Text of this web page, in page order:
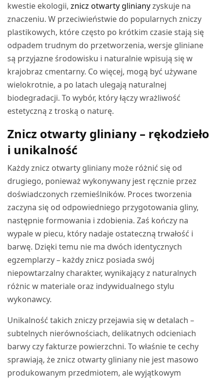
kwestie ekologii,znicz otwarty glinianyzyskuje na
znaczeniu. W przeciwieństwie do popularnych zniczy
plastikowych, które często po krótkim czasie stają się
odpadem trudnym do przetworzenia, wersje gliniane
są przyjazne środowisku i naturalnie wpisują się w
krajobraz cmentarny. Co więcej, mogą być używane
wielokrotnie, a po latach ulegają naturalnej
biodegradacji. To wybór, który łączy wrażliwość
estetyczną z troską o naturę.
Znicz otwarty gliniany – rękodzieło
i unikalność
Każdy znicz otwarty gliniany może różnić się od
drugiego, ponieważ wykonywany jest ręcznie przez
doświadczonych rzemieślników. Proces tworzenia
zaczyna się od odpowiedniego przygotowania gliny,
następnie formowania i zdobienia. Zaś kończy na
wypale w piecu, który nadaje ostateczną trwałość i
barwę. Dzięki temu nie ma dwóch identycznych
egzemplarzy – każdy znicz posiada swój
niepowtarzalny charakter, wynikający z naturalnych
różnic w materiale oraz indywidualnego stylu
wykonawcy.
Unikalność takich zniczy przejawia się w detalach –
subtelnych nierównościach, delikatnych odcieniach
barwy czy fakturze powierzchni. To właśnie te cechy
sprawiają, że znicz otwarty gliniany nie jest masowo
produkowanym przedmiotem, ale wyjątkowym